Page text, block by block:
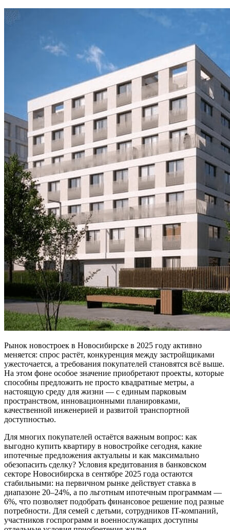
Рынок новостроек в Новосибирске в 2025 году активно
меняется: спрос растёт, конкуренция между застройщиками
ужесточается, а требования покупателей становятся всё выше.
На этом фоне особое значение приобретают проекты, которые
способны предложить не просто квадратные метры, а
настоящую среду для жизни — с единым парковым
пространством, инновационными планировками,
качественной инженерией и развитой транспортной
доступностью.
Для многих покупателей остаётся важным вопрос: как
выгодно купить квартиру в новостройке сегодня, какие
ипотечные предложения актуальны и как максимально
обезопасить сделку? Условия кредитования в банковском
секторе Новосибирска в сентябре 2025 года остаются
стабильными: на первичном рынке действует ставка в
диапазоне 20–24%, а по льготным ипотечным программам —
6%, что позволяет подобрать финансовое решение под разные
потребности. Для семей с детьми, сотрудников IT-компаний,
участников госпрограмм и военнослужащих доступны